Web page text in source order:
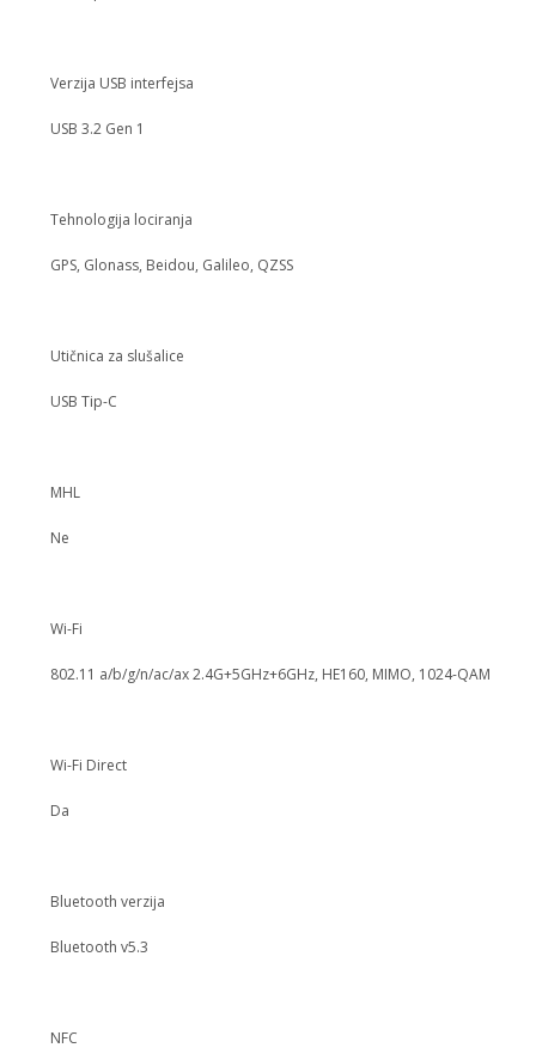
Verzija USB interfejsa
USB 3.2 Gen 1
Tehnologija lociranja
GPS, Glonass, Beidou, Galileo, QZSS
Utičnica za slušalice
USB Tip-C
MHL
Ne
Wi-Fi
802.11 a/b/g/n/ac/ax 2.4G+5GHz+6GHz, HE160, MIMO, 1024-QAM
Wi-Fi Direct
Da
Bluetooth verzija
Bluetooth v5.3
NFC